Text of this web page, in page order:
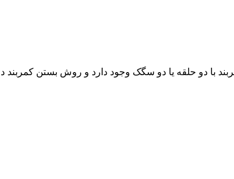
با دو حلقه یا دو سگک وجود دارد و روش بستن کمربند